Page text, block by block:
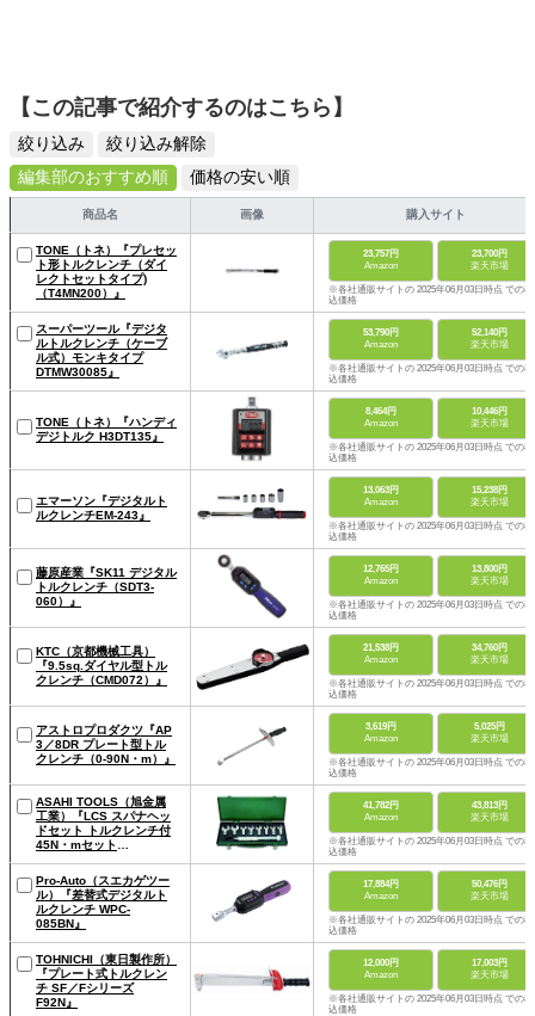
【この記事で紹介するのはこちら】
絞り込み
絞り込み解除
編集部のおすすめ順
価格の安い順
商品名 画像 購入サイト
TONE（トネ）『プレセッ
ト形トルクレンチ（ダイ
レクトセットタイプ)
（T4MN200）』
23,757円
Amazon
23,700円
楽天市場
※各社通販サイトの 2025年06月03日時点 での税
込価格
スーパーツール『デジタ
ルトルクレンチ（ケーブ
ル式）モンキタイプ
DTMW30085』
53,790円
Amazon
52,140円
楽天市場
※各社通販サイトの 2025年06月03日時点 での税
込価格
TONE（トネ）『ハンディ
デジトルク H3DT135』
8,464円
Amazon
10,446円
楽天市場
※各社通販サイトの 2025年06月03日時点 での税
込価格
エマーソン『デジタルト
ルクレンチEM-243』
13,063円
Amazon
15,238円
楽天市場
※各社通販サイトの 2025年06月03日時点 での税
込価格
藤原産業『SK11 デジタル
トルクレンチ（SDT3-
060）』
12,765円
Amazon
13,800円
楽天市場
※各社通販サイトの 2025年06月03日時点 での税
込価格
KTC（京都機械工具）
『9.5sq.ダイヤル型トル
クレンチ（CMD072）』
21,538円
Amazon
34,760円
楽天市場
※各社通販サイトの 2025年06月03日時点 での税
込価格
アストロプロダクツ『AP
3／8DR プレート型トル
クレンチ（0-90N・m）』
3,619円
Amazon
5,025円
楽天市場
※各社通販サイトの 2025年06月03日時点 での税
込価格
ASAHI TOOLS（旭金属
工業）『LCS スパナヘッ
ドセット トルクレンチ付
45N・mセット
41,782円
Amazon
43,813円
楽天市場
※各社通販サイトの 2025年06月03日時点 での税
込価格
Pro-Auto（スエカゲツー
ル）『差替式デジタルト
ルクレンチ WPC-
085BN』
17,884円
Amazon
50,476円
楽天市場
※各社通販サイトの 2025年06月03日時点 での税
込価格
TOHNICHI（東日製作所）
『プレート式トルクレン
チ SF／Fシリーズ
F92N』
12,000円
Amazon
17,003円
楽天市場
※各社通販サイトの 2025年06月03日時点 での税
込価格